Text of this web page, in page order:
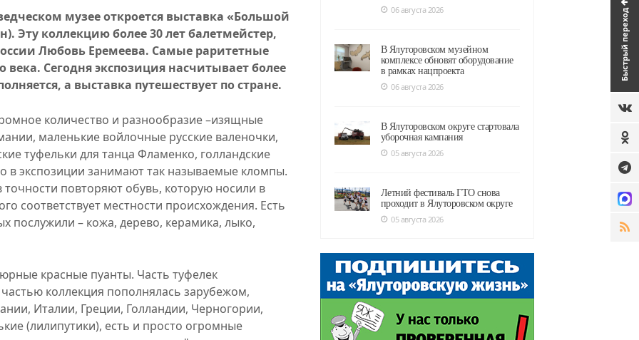
Быстрый переход
музее откроется выставка «Большой
Эту коллекцию более 30 лет балетмейстер,
Любовь Еремеева. Самые раритетные
Сегодня экспозиция насчитывает более
а выставка путешествует по стране.
количество и разнообразие –изящные
маленькие войлочные русские валеночки,
туфельки для танца Фламенко, голландские
в экспозиции занимают так называемые кломпы.
повторяют обувь, которую носили в
соответствует местности происхождения. Есть
послужили – кожа, дерево, керамика, лыко,
красные пуанты. Часть туфелек
коллекция пополнялась зарубежом,
Италии, Греции, Голландии, Черногории,
(лилипутики), есть и просто огромные
06 августа 2026
В Ялуторовском музейном
комплексе обновят оборудование
в рамках нацпроекта
06 августа 2026
В Ялуторовском округе стартовала
уборочная кампания
05 августа 2026
Летний фестиваль ГТО снова
проходит в Ялуторовском округе
05 августа 2026